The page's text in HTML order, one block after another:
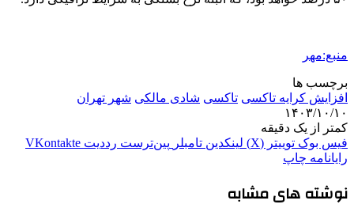
منبع:مهر
برچسب ها
افزایش کرایه تاکسی تاکسی شادی مالکی شهر تهران
۱۴۰۳/۱۰/۱۰
کمتر از یک دقیقه
فیس بوک توییتر (X) لینکدین ‫تامبلر ‫پین‌ترست ‫رددیت ‫VKontakte
رایانامه چاپ
نوشته های مشابه